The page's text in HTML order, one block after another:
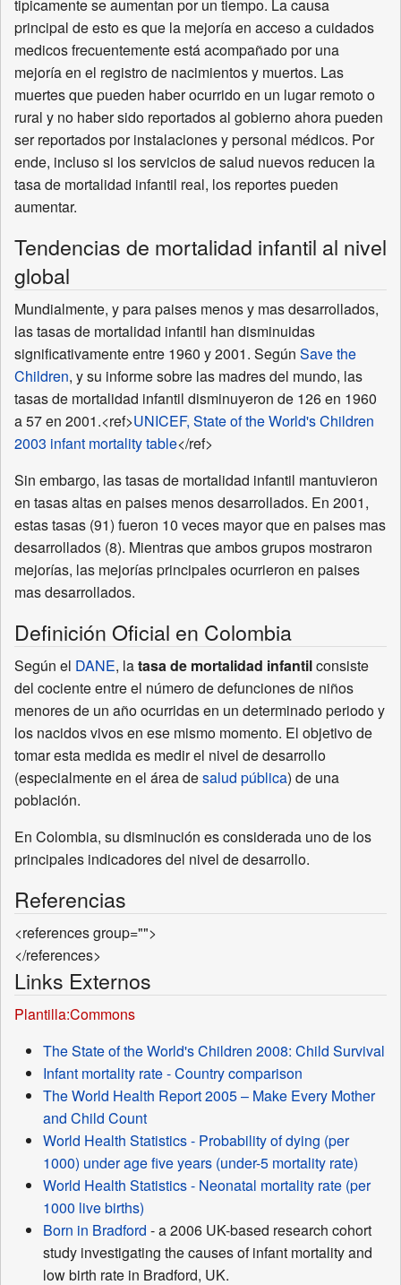
tipicamente se aumentan por un tiempo. La causa
principal de esto es que la mejoría en acceso a cuidados
medicos frecuentemente está acompañado por una
mejoría en el registro de nacimientos y muertos. Las
muertes que pueden haber ocurrido en un lugar remoto o
rural y no haber sido reportados al gobierno ahora pueden
ser reportados por instalaciones y personal médicos. Por
ende, incluso si los servicios de salud nuevos reducen la
tasa de mortalidad infantil real, los reportes pueden
aumentar.
Tendencias de mortalidad infantil al nivel
global
Mundialmente, y para paises menos y mas desarrollados,
las tasas de mortalidad infantil han disminuidas
significativamente entre 1960 y 2001. Según Save the
Children, y su informe sobre las madres del mundo, las
tasas de mortalidad infantil disminuyeron de 126 en 1960
a 57 en 2001.<ref>UNICEF, State of the World's Children
2003 infant mortality table</ref>
Sin embargo, las tasas de mortalidad infantil mantuvieron
en tasas altas en paises menos desarrollados. En 2001,
estas tasas (91) fueron 10 veces mayor que en paises mas
desarrollados (8). Mientras que ambos grupos mostraron
mejorías, las mejorías principales ocurrieron en paises
mas desarrollados.
Definición Oficial en Colombia
Según el DANE, latasa de mortalidad infantilconsiste
del cociente entre el número de defunciones de niños
menores de un año ocurridas en un determinado periodo y
los nacidos vivos en ese mismo momento. El objetivo de
tomar esta medida es medir el nivel de desarrollo
(especialmente en el área desalud pública) de una
población.
En Colombia, su disminución es considerada uno de los
principales indicadores del nivel de desarrollo.
Referencias
<references group="">
</references>
Links Externos
Plantilla:Commons
The State of the World's Children 2008: Child Survival
Infant mortality rate - Country comparison
The World Health Report 2005 – Make Every Mother
and Child Count
World Health Statistics - Probability of dying (per
1000) under age five years (under-5 mortality rate)
World Health Statistics - Neonatal mortality rate (per
1000 live births)
Born in Bradford - a 2006 UK-based research cohort
study investigating the causes of infant mortality and
low birth rate in Bradford, UK.